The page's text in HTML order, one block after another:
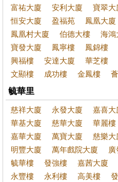
富祐大廈
安利大廈
寶翠大
恒安大廈
盈福苑 鳳凰大廈
鳳凰村大廈
伯德大樓
海鴻
寶發大廈
鳳寧樓 鳳錦樓
興福樓
安達大廈 華芝樓
文顯樓
成功樓 金鳳樓
毓華里
慈祥大廈 永發大廈
嘉喜大
華基大廈
慈華大廈
華麗樓
嘉華大廈
萬寶大廈
慈樂大
明豐大廈
萬年戲院大廈
毓華樓
發強樓 嘉茜大廈
永豐樓
永利樓 高美樓